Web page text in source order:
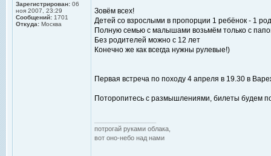
Зарегистрирован: 06
ноя 2007, 23:29
Сообщений: 1701
Откуда: Москва
Зовём всех!
Детей со взрослыми в пропорции 1 ребёнок - 1
Полную семью с малышами возьмём только с
Без родителей можно с 12 лет
Конечно же как всегда нужны рулевые!)
Первая встреча по походу 4 апреля в 19.30 в
Поторопитесь с размышлениями, билеты будем
потрогай руками облака,
вот оно-небо над нами